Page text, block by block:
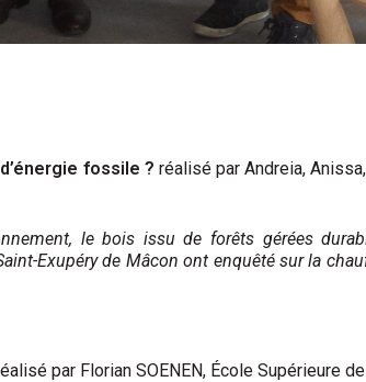
fossile ? réalisé par Andreia,
le bois issu de forêts gérées
Exupéry de Mâcon ont enquêté sur la
par Florian SOENEN, École Supérieure